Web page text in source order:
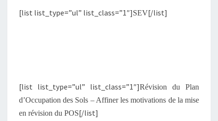
[list list_type=”ul” list_class=”1″]SEV[/list]
[list list_type=”ul” list_class=”1″]Révision du Plan
d’Occupation des Sols – Affiner les motivations de la mise
en révision du POS[/list]